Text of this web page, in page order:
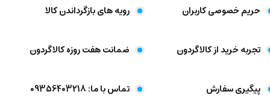
حریم خصوصی کاربران رویه های بازگرداندن کالا
تجربه خرید از کالاگردون ضمانت هفت روزه کالاگردون
پیگیری سفارش تماس با ما: 09356403218